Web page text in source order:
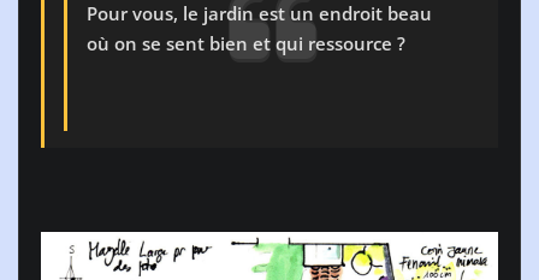
Pour vous, le jardin est un endroit beau
où on se sent bien et qui ressource ?